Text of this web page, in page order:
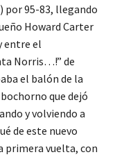
por 95-83, llegando
Howard Carter
entre el
Norris…!” de
el balón de la
que dejó
y volviendo a
de este nuevo
primera vuelta, con